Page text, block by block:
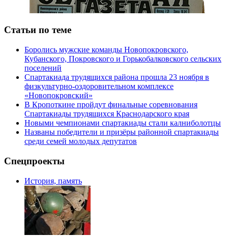
Статьи по теме
Боролись мужские команды Новопокровского,
Кубанского, Покровского и Горькобалковского сельских
поселений
Спартакиада трудящихся района прошла 23 ноября в
физкультурно-оздоровительном комплексе
«Новопокровский»
В Кропоткине пройдут финальные соревнования
Спартакиады трудящихся Краснодарского края
Новыми чемпионами спартакиады стали калниболотцы
Названы победители и призёры районной спартакиады
среди семей молодых депутатов
Спецпроекты
История, память